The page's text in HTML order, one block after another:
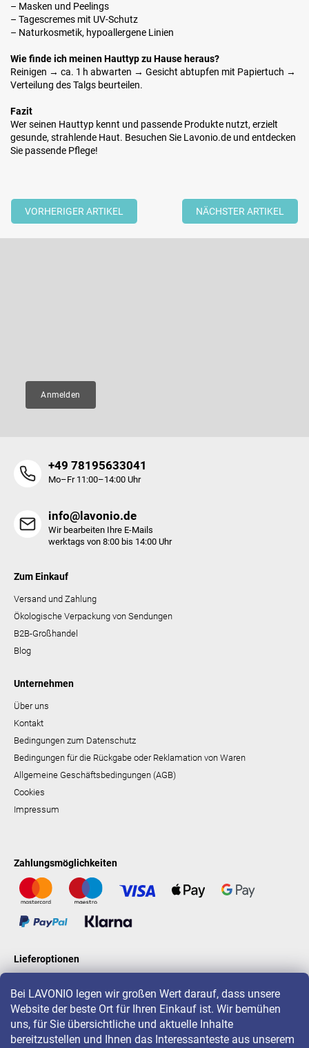
Bei LAVONIO legen wir großen Wert darauf, dass unsere
Website der beste Ort für Ihren Einkauf ist. Wir bemühen
uns, für Sie übersichtliche und aktuelle Inhalte
bereitzustellen und Ihnen das Interessanteste aus unserem
– Masken und Peelings
– Tagescremes mit UV-Schutz
– Naturkosmetik, hypoallergene Linien
Wie finde ich meinen Hauttyp zu Hause heraus?
Reinigen → ca. 1 h abwarten → Gesicht abtupfen mit Papiertuch →
Verteilung des Talgs beurteilen.
Fazit
Wer seinen Hauttyp kennt und passende Produkte nutzt, erzielt
gesunde, strahlende Haut. Besuchen Sie Lavonio.de und entdecken
Sie passende Pflege!
VORHERIGER ARTIKEL NÄCHSTER ARTIKEL
Anmelden
+49 78195633041
Mo–Fr 11:00–14:00 Uhr
info@lavonio.de
Wir bearbeiten Ihre E-Mails
werktags von 8:00 bis 14:00 Uhr
Zum Einkauf
Versand und Zahlung
Ökologische Verpackung von Sendungen
B2B-Großhandel
Blog
Unternehmen
Über uns
Kontakt
Bedingungen zum Datenschutz
Bedingungen für die Rückgabe oder Reklamation von Waren
Allgemeine Geschäftsbedingungen (AGB)
Cookies
Impressum
Zahlungsmöglichkeiten
Lieferoptionen
LAVONIO in der Welt